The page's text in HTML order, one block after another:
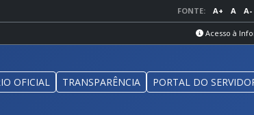
FONTE: A+ A A-
Acesso à
OFICIAL TRANSPARÊNCIA PORTAL DO